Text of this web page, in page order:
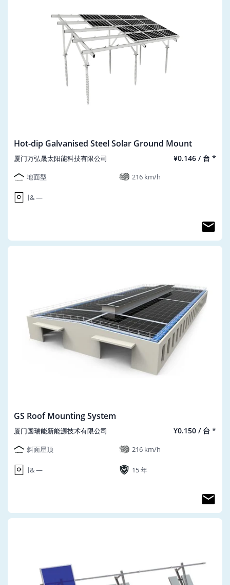
Hot-dip Galvanised Steel Solar Ground Mount
厦门万弘晟太阳能科技有限公司 ¥0.146 / 台 *
地面型 216 km/h
∣ & ―
GS Roof Mounting System
厦门国瑞能新能源技术有限公司 ¥0.150 / 台 *
斜面屋顶 216 km/h
∣ & ― 15 年